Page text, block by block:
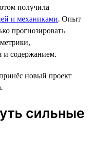
получила
и механиками. Опыт
прогнозировать
и содержанием.
новый проект
сильные